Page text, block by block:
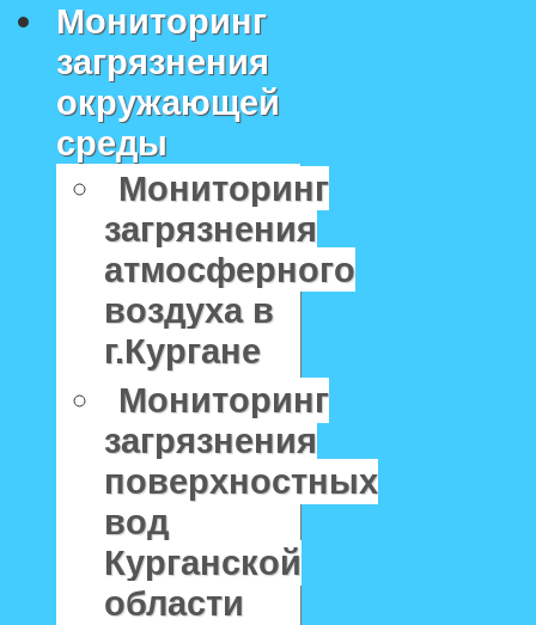
Мониторинг
загрязнения
окружающей
среды
Мониторинг
загрязнения
атмосферного
воздуха в
г.Кургане
Мониторинг
загрязнения
поверхностных
вод
Курганской
области